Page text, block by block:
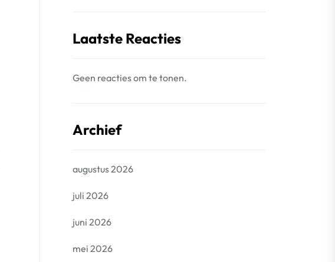
Laatste Reacties
Geen reacties om te tonen.
Archief
augustus 2026
juli 2026
juni 2026
mei 2026